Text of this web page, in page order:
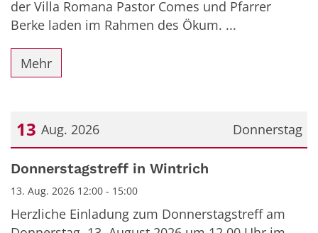
der Villa Romana Pastor Comes und Pfarrer
Berke laden im Rahmen des Ökum. ...
Mehr
Donnerstag
13 Aug. 2026
Datum: 13. August 2026
Donnerstagstreff in Wintrich
13. Aug. 2026 12:00 - 15:00
Herzliche Einladung zum Donnerstagstreff am